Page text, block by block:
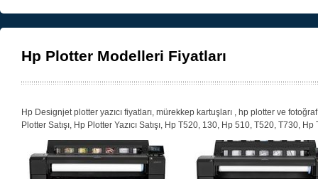
Hp Plotter Modelleri Fiyatları
Hp Designjet plotter yazıcı fiyatları, mürekkep kartuşları , hp plotter ve
Plotter Satışı, Hp Plotter Yazıcı Satışı, Hp T520, 130, Hp 510, T520, T730,